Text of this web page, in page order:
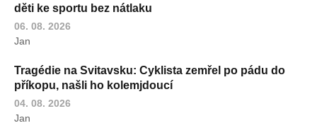
děti ke sportu bez nátlaku
06. 08. 2026
Jan
Tragédie na Svitavsku: Cyklista zemřel po pádu do
příkopu, našli ho kolemjdoucí
04. 08. 2026
Jan